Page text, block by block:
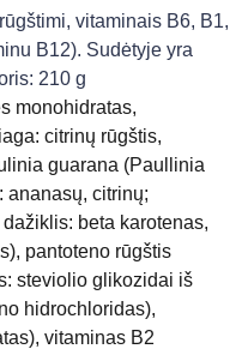
vitaminais B6, B1,
B12). Sudėtyje yra
210 g
monohidratas,
citrinų rūgštis,
guarana (Paullinia
ananasų, citrinų;
beta karotenas,
pantoteno rūgštis
steviolio glikozidai iš
hidrochloridas),
vitaminas B2